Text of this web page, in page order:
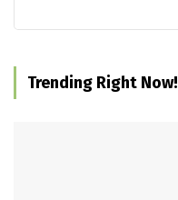
Trending Right Now!